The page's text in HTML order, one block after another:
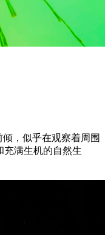
，似乎在观察着周围
充满生机的自然生